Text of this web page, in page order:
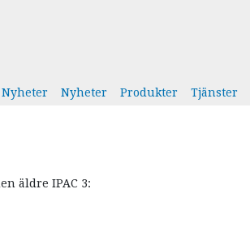
Nyheter Nyheter Produkter Tjänster
äldre IPAC 3: